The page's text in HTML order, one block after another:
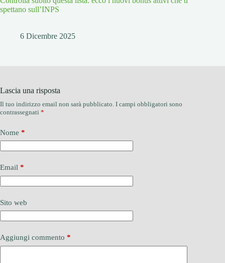
spettano sull’INPS
6 Dicembre 2025
Lascia una risposta
Il tuo indirizzo email non sarà pubblicato. I campi obbligatori sono
contrassegnati *
Nome *
Email *
Sito web
Aggiungi commento *